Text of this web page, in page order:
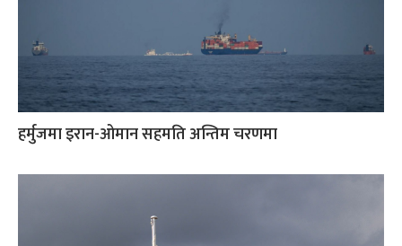
हर्मुजमा इरान-ओमान सहमति अन्तिम चरणमा